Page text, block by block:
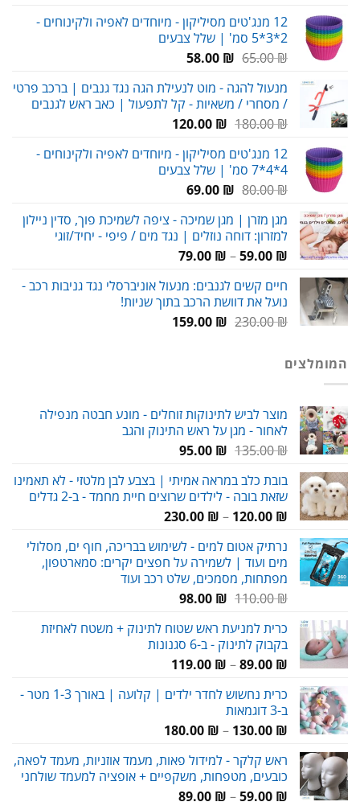
12 מנג'טים מסיליקון - מיוחדים לאפיה ולקינוחים -
2*3*5 סמ' | שלל צבעים
65.00₪
המחיר
היה:
65.00 ₪.
58.00 ₪
המחיר
הוא:
58.00 ₪.
מנעול להגה - מוט לנעילת הגה נגד גנבים | ברכב פרטי
/ מסחרי / משאיות - קל לתפעול | כאב ראש לגנבים
180.00₪
המחיר
היה:
180.00 ₪.
120.00 ₪
המחיר
הוא:
120.00 ₪.
12 מנג'טים מסיליקון - מיוחדים לאפיה ולקינוחים -
4*4*7 סמ' | שלל צבעים
80.00₪
המחיר
היה:
80.00 ₪.
69.00 ₪
המחיר
הוא:
69.00 ₪.
מגן מזרן | מגן שמיכה - ציפה לשמיכת פוך, סדין ניילון
למזרון: דוחה נוזלים | נגד מים / פיפי - יחיד/זוגי
59.00 ₪
–
79.00 ₪
טווח
עד
חיים קשים לגנבים: מנעול אוניברסלי נגד גניבות רכב -
נועל את דוושת הרכב בתוך שניות!
230.00₪
המחיר159.00 ₪
המחיר
המומלצים
מוצר לביש לתינוקות זוחלים - מונע חבטה מנפילה
לאחור - מגן על ראש התינוק והגב
135.00₪
המחיר
היה:
135.00 ₪.
95.00 ₪
המחיר
הוא:
95.00 ₪.
בובת כלב במראה אמיתי | בצבע לבן מלטזי - לא תאמינו
שזאת בובה - לילדים שרוצים חיית מחמד - ב-2 גדלים
120.00 ₪
–
230.00 ₪
טווח
עד
נרתיק אטום למים - לשימוש בבריכה, חוף ים, מסלולי
מים ועוד | לשמירה על חפצים יקרים: סמארטפון,
מפתחות, מסמכים, שלט רכב ועוד
110.00₪
המחיר
היה:
110.00 ₪.
98.00 ₪
המחיר
הוא:
98.00 ₪.
כרית למניעת ראש שטוח לתינוק + משטח לאחיזת
בקבוק לתינוק - ב-6 סגנונות
89.00 ₪
–
119.00 ₪
כרית נחשוש לחדר ילדים | קלועה | באורך 1-3 מטר -
ב-3 דוגמאות
130.00 ₪
–
180.00 ₪
עד
ראש קלקר - למידול פאות, מעמד אוזניות, מעמד לפאה,
כובעים, מטפחות, משקפיים + אופציה למעמד שולחני
59.00 ₪
–
89.00 ₪
טווח